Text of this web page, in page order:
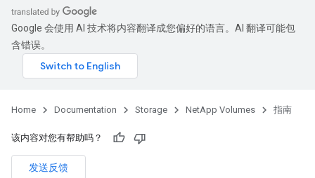
Google 会使用 AI 技术将内容翻译成您偏好的语言。AI 翻译可能包
含错误。
Home Documentation Storage NetApp Volumes 指南
该内容对您有帮助吗？
发送反馈